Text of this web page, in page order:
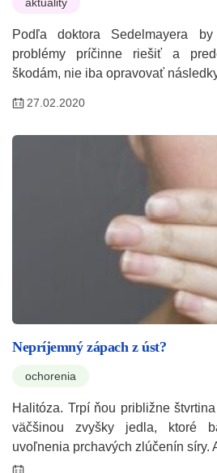
aktuality
Podľa doktora Sedelmayera
problémy príčinne riešiť a
škodám, nie iba opravovať
27.02.2020
Nepríjemný zápach z úst?
ochorenia
Halitóza. Trpí ňou približne
väčšinou zvyšky jedla, ktoré
uvoľnenia prchavých zlúčenín síry.